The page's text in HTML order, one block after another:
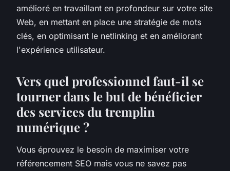
amélioré en travaillant en profondeur sur votre site
Web, en mettant en place une stratégie de mots
clés, en optimisant le netlinking et en améliorant
l'expérience utilisateur.
Vers quel professionnel faut-il se
tourner dans le but de bénéficier
des services du tremplin
numérique ?
Vous éprouvez le besoin de maximiser votre
référencement SEO mais vous ne savez pas